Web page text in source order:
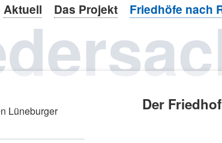
Aktuell Das Projekt Friedhöfe nach
Der
Lüneburger